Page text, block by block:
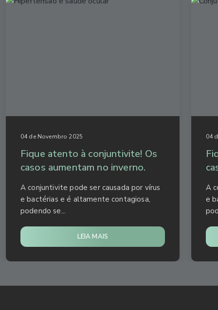
04 de Novembro 2025
Fique atento à conjuntivite! Os
casos aumentam no inverno.
A conjuntivite pode ser causada por vírus
e bactérias e é altamente contagiosa,
podendo se...
LEIA MAIS
04
A
e